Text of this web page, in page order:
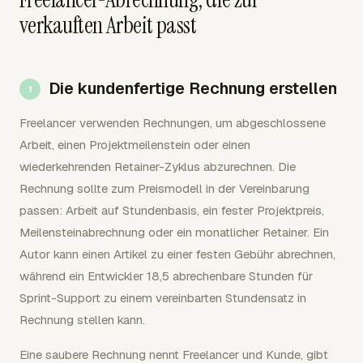
verkauften Arbeit passt
Die kundenfertige Rechnung erstellen
Freelancer verwenden Rechnungen, um abgeschlossene
Arbeit, einen Projektmeilenstein oder einen
wiederkehrenden Retainer-Zyklus abzurechnen. Die
Rechnung sollte zum Preismodell in der Vereinbarung
passen: Arbeit auf Stundenbasis, ein fester Projektpreis,
Meilensteinabrechnung oder ein monatlicher Retainer. Ein
Autor kann einen Artikel zu einer festen Gebühr abrechnen,
während ein Entwickler 18,5 abrechenbare Stunden für
Sprint-Support zu einem vereinbarten Stundensatz in
Rechnung stellen kann.
Eine saubere Rechnung nennt Freelancer und Kunde, gibt